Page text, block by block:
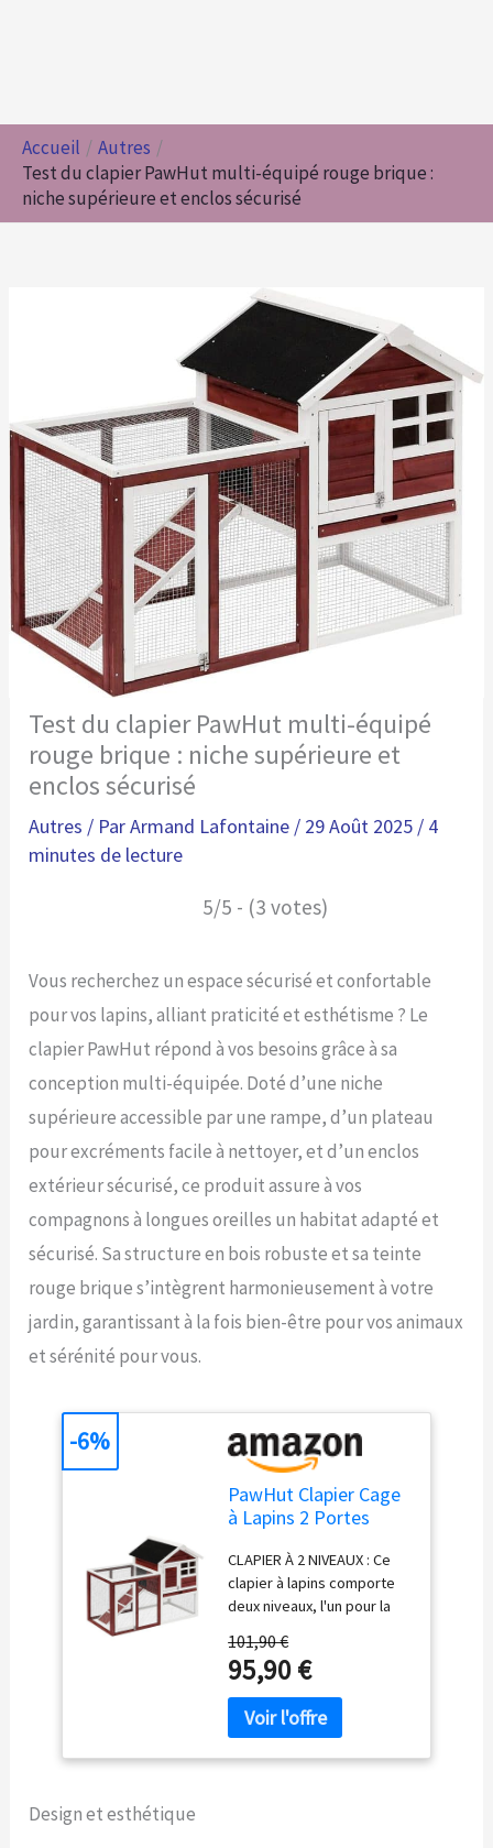
Accueil
Autres
Test du clapier PawHut multi-équipé rouge brique :
niche supérieure et enclos sécurisé
Test du clapier PawHut multi-équipé
rouge brique : niche supérieure et
enclos sécurisé
Autres / ParArmand Lafontaine / 29 Août 2025 / 4
minutes de lecture
5/5 - (3 votes)
Vous recherchez un espace sécurisé et confortable
pour vos lapins, alliant praticité et esthétisme ? Le
clapier PawHut répond à vos besoins grâce à sa
conception multi-équipée. Doté d’une niche
supérieure accessible par une rampe, d’un plateau
pour excréments facile à nettoyer, et d’un enclos
extérieur sécurisé, ce produit assure à vos
compagnons à longues oreilles un habitat adapté et
sécurisé. Sa structure en bois robuste et sa teinte
rouge brique s’intègrent harmonieusement à votre
jardin, garantissant à la fois bien-être pour vos animaux
et sérénité pour vous.
PawHut Clapier Cage
à Lapins 2 Portes
Rouge Brique
CLAPIER À 2 NIVEAUX : Ce
clapier à lapins comporte
deux niveaux, l'un pour la
pour la zone d'activité,
offrant de la place pour
garder plus d'un lapin ou
animal similaire
CONSTRUCTION SOLIDE :
Enclos pour animaux
101,90 €
95,90 €
-6%
Design et esthétique